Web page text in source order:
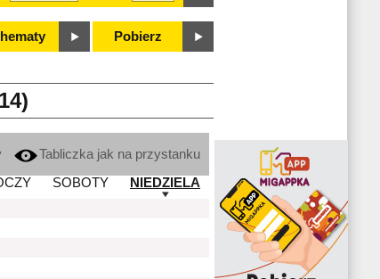
Pobierz
Tabliczka jak na przystanku
SOBOTY
NIEDZIELA